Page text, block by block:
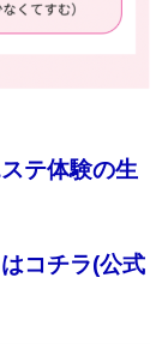
テ体験の生
コチラ(公式